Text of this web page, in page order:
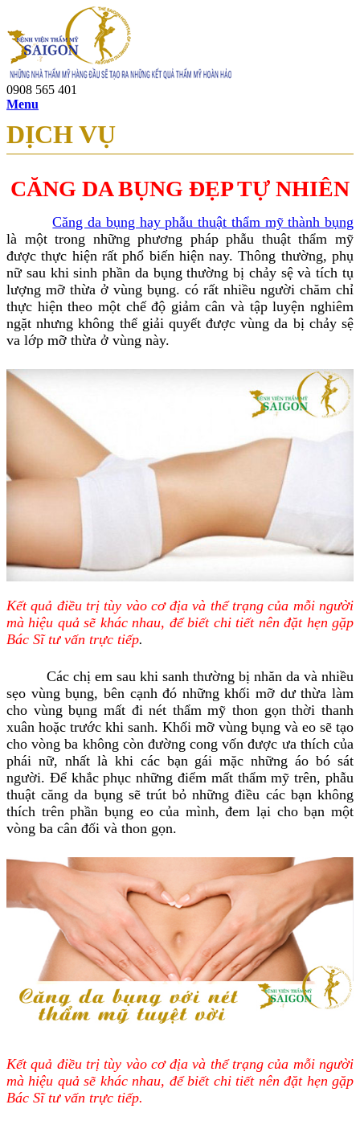
0908 565 401
Menu
DỊCH VỤ
CĂNG DA BỤNG ĐẸP TỰ NHIÊN
Căng da bụng hay phẫu thuật thẩm mỹ thành bụng
là một trong những phương pháp phẫu thuật thẩm mỹ
được thực hiện rất phổ biến hiện nay. Thông thường, phụ
nữ sau khi sinh phần da bụng thường bị chảy sệ và tích tụ
lượng mỡ thừa ở vùng bụng. có rất nhiều người chăm chỉ
thực hiện theo một chế độ giảm cân và tập luyện nghiêm
ngặt nhưng không thể giải quyết được vùng da bị chảy sệ
va lớp mỡ thừa ở vùng này.
Kết quả điều trị tùy vào cơ địa và thể trạng của mỗi người
mà hiệu quả sẽ khác nhau, để biết chi tiết nên đặt hẹn gặp
Bác Sĩ tư vấn trực tiếp.
Các chị em sau khi sanh thường bị nhăn da và nhiều
sẹo vùng bụng, bên cạnh đó những khối mỡ dư thừa làm
cho vùng bụng mất đi nét thẩm mỹ thon gọn thời thanh
xuân hoặc trước khi sanh. Khối mỡ vùng bụng và eo sẽ tạo
cho vòng ba không còn đường cong vốn được ưa thích của
phái nữ, nhất là khi các bạn gái mặc những áo bó sát
người. Để khắc phục những điểm mất thẩm mỹ trên, phẫu
thuật căng da bụng sẽ trút bỏ những điều các bạn không
thích trên phần bụng eo của mình, đem lại cho bạn một
vòng ba cân đối và thon gọn.
Kết quả điều trị tùy vào cơ địa và thể trạng của mỗi người
mà hiệu quả sẽ khác nhau, để biết chi tiết nên đặt hẹn gặp
Bác Sĩ tư vấn trực tiếp.